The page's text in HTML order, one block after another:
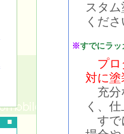
スタ
くだ
※すでにラッ
プ
対に
充分
く、
すで
■